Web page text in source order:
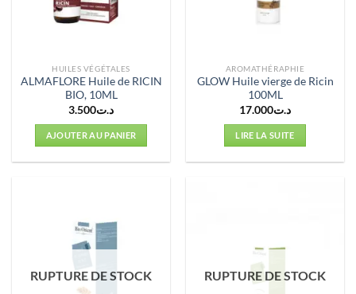
HUILES VÉGÉTALES
ALMAFLORE Huile de RICIN
BIO, 10ML
د.ت3.500
AJOUTER AU PANIER
AROMATHÉRAPHIE
GLOW Huile vierge de Ricin
100ML
د.ت17.000
LIRE LA SUITE
RUPTURE DE STOCK RUPTURE DE STOCK